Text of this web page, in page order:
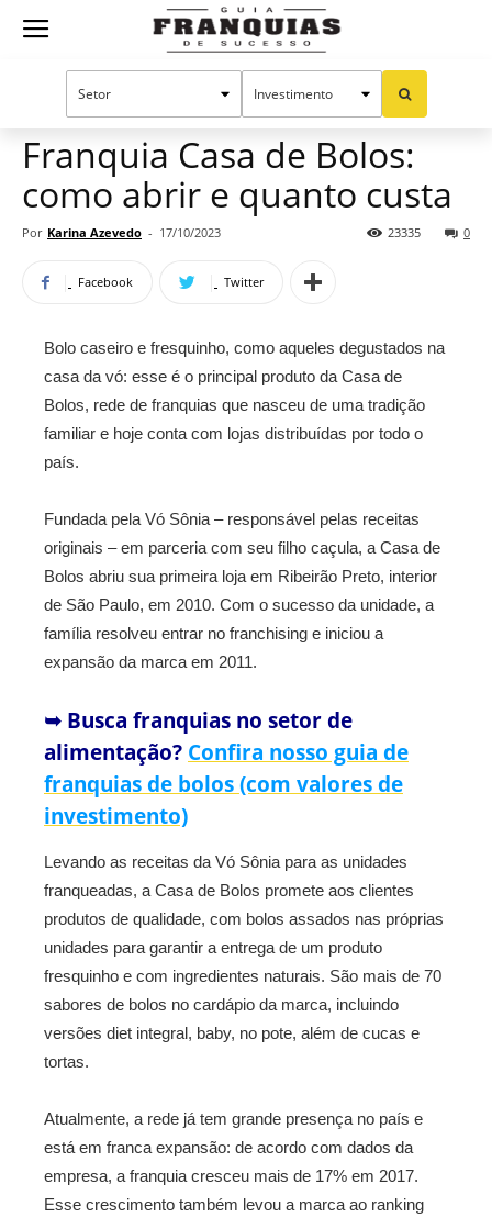
Guia
Mercado de franquias
Franquia Casa de Bolos:
como abrir e quanto custa
Por Karina Azevedo - 17/10/2023 0
23335
Facebook Twitter
Bolo caseiro e fresquinho, como aqueles degustados na
casa da vó: esse é o principal produto da Casa de
Bolos, rede de franquias que nasceu de uma tradição
familiar e hoje conta com lojas distribuídas por todo o
país.
Fundada pela Vó Sônia – responsável pelas receitas
originais – em parceria com seu filho caçula, a Casa de
Bolos abriu sua primeira loja em Ribeirão Preto, interior
de São Paulo, em 2010. Com o sucesso da unidade, a
família resolveu entrar no franchising e iniciou a
expansão da marca em 2011.
➥ Busca franquias no setor de
alimentação? Confira nosso guia de
franquias de bolos (com valores de
investimento)
Levando as receitas da Vó Sônia para as unidades
franqueadas, a Casa de Bolos promete aos clientes
produtos de qualidade, com bolos assados nas próprias
unidades para garantir a entrega de um produto
fresquinho e com ingredientes naturais. São mais de 70
sabores de bolos no cardápio da marca, incluindo
versões diet integral, baby, no pote, além de cucas e
tortas.
Atualmente, a rede já tem grande presença no país e
está em franca expansão: de acordo com dados da
empresa, a franquia cresceu mais de 17% em 2017.
Esse crescimento também levou a marca ao ranking